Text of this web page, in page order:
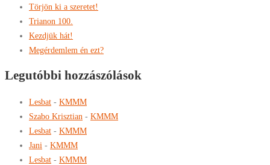
Törjön ki a szeretet!
Trianon 100.
Kezdjük hát!
Megérdemlem én ezt?
Legutóbbi hozzászólások
Lesbat - KMMM
Szabo Krisztian - KMMM
Lesbat - KMMM
Jani - KMMM
Lesbat - KMMM